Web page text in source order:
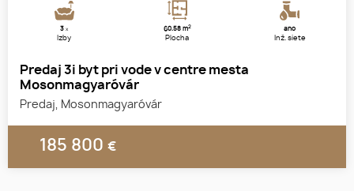
3x
Izby
60.58 m2
Plocha
áno
Inž. siete
Predaj 3i byt pri vode v centre mesta
Mosonmagyaróvár
Predaj, Mosonmagyaróvár
185 800 €